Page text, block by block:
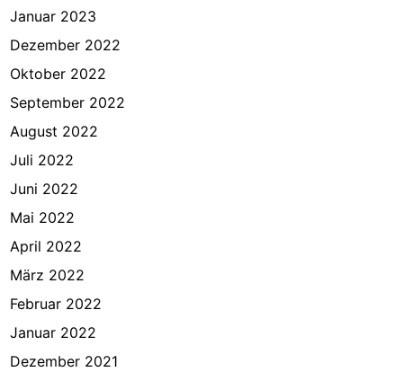
Januar 2023
Dezember 2022
Oktober 2022
September 2022
August 2022
Juli 2022
Juni 2022
Mai 2022
April 2022
März 2022
Februar 2022
Januar 2022
Dezember 2021